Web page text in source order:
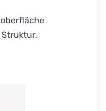
Struktur.